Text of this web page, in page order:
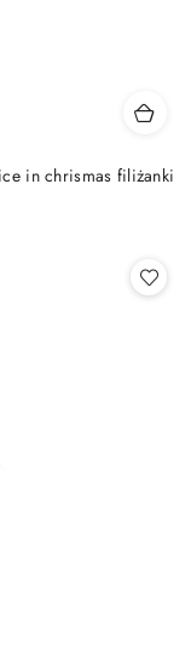
in chrismas filiżanki